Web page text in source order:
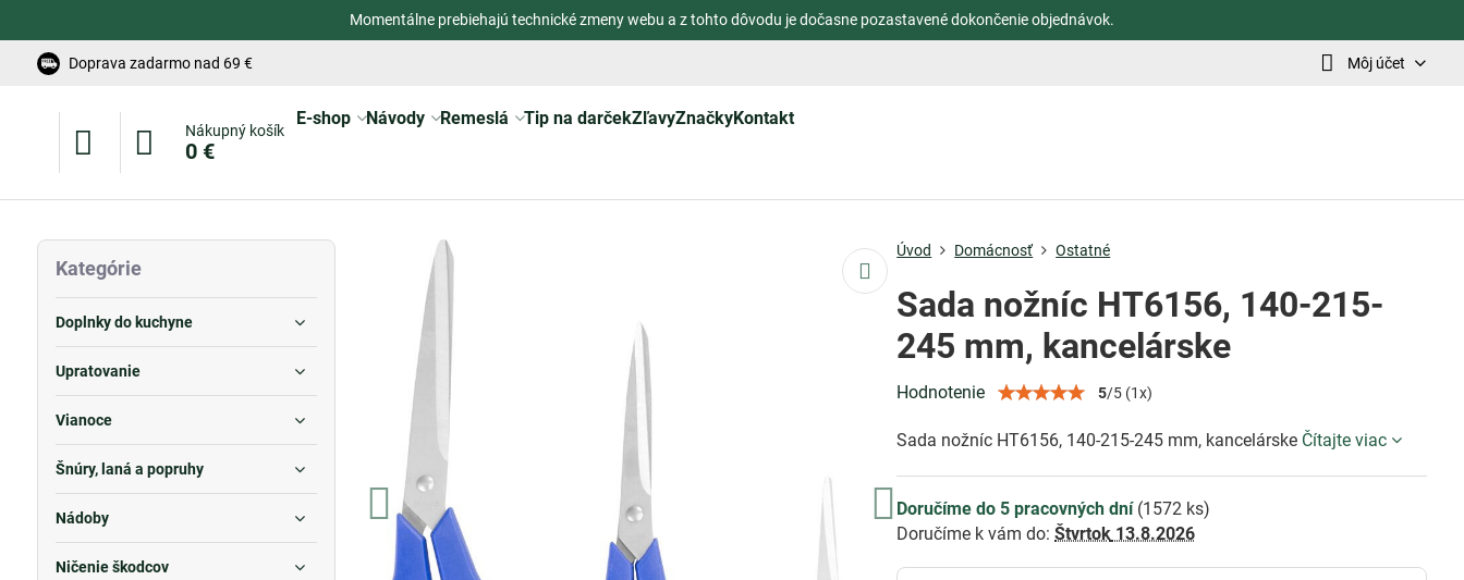
Momentálne prebiehajú technické zmeny webu a z tohto dôvodu je dočasne pozastavené dokončenie objednávok.
Doprava zadarmo nad 69 € Môj účet
Nákupný košík
0 €
E-shop Návody Remeslá Tip na darčekZľavyZnačkyKontakt
Úvod Domácnosť Ostatné
Sada nožníc HT6156, 140-215-
245 mm, kancelárske
Hodnotenie 5/5 (1x)
Sada nožníc HT6156, 140-215-245 mm, kancelárske Čítajte viac
Doručíme do 5 pracovných dní (1572 ks)
Doručíme k vám do:Štvrtok 13.8.2026
Kategórie
Doplnky do kuchyne
Upratovanie
Vianoce
Šnúry, laná a popruhy
Nádoby
Ničenie škodcov